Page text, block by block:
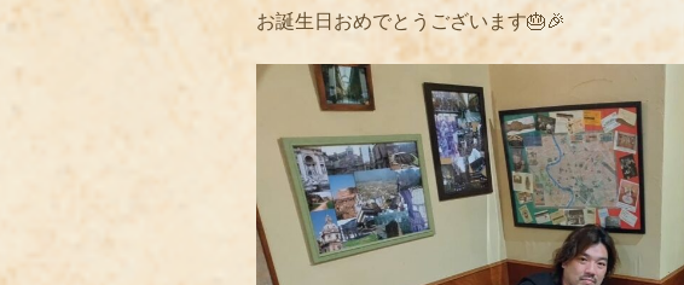
お誕生日おめでとうございます🎂🎉